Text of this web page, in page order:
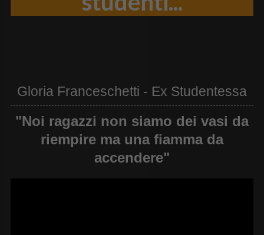
Gloria Franceschetti - Ex Studentessa
"Noi ragazzi non siamo dei vasi da
riempire ma una fiamma da
accendere"